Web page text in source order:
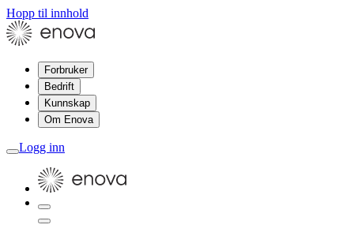
Hopp til innhold
Forbruker
Bedrift
Kunnskap
Om Enova
Logg inn